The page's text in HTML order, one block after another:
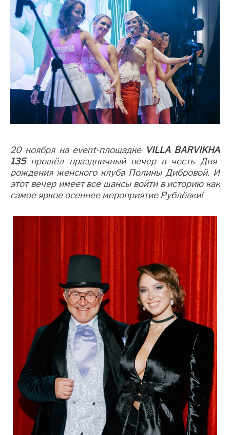
20 ноября на event-площадке VILLA BARVIKHA
135прошёл праздничный вечер в честь Дня
рождения женского клуба Полины Дибровой. И
этот вечер имеет все шансы войти в историю как
самое яркое осеннее мероприятие Рублёвки!